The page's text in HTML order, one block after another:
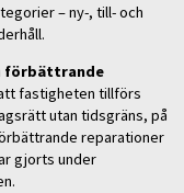
– ny-, till- och
förbättrande
fastigheten tillförs
utan tidsgräns, på
reparationer
gjorts under